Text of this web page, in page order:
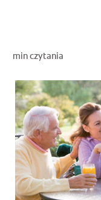
min czytania